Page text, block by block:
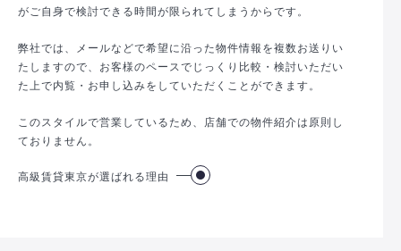
がご自身で検討できる時間が限られてしまうからです。
弊社では、メールなどで希望に沿った物件情報を複数お送りい
たしますので、お客様のペースでじっくり比較・検討いただい
た上で内覧・お申し込みをしていただくことができます。
このスタイルで営業しているため、店舗での物件紹介は原則し
ておりません。
高級賃貸東京が選ばれる理由